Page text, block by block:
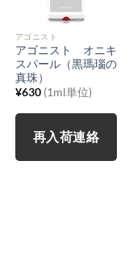
アゴニスト
アゴニスト オニキ
スパール（黒瑪瑙の
真珠）
¥630 (1ml単位)
再入荷連絡